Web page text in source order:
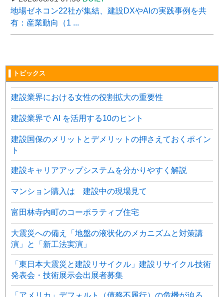
地場ゼネコン22社が集結、建設DXやAIの実践事例を共
有：産業動向（1 ...
▌トピックス
建設業界における女性の役割拡大の重要性
建設業界で AI を活用する10のヒント
建設国保のメリットとデメリットの押さえておくポイン
ト
建設キャリアアップシステムを分かりやすく解説
マンション購入は 建設中の現場見て
富田林寺内町のコーポラティブ住宅
大震災への備え「地盤の液状化のメカニズムと対策講
演」と「新工法実演」
「東日本大震災と建設リサイクル」建設リサイクル技術
発表会・技術展示会出展者募集